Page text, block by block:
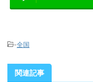
-全国
関連記事